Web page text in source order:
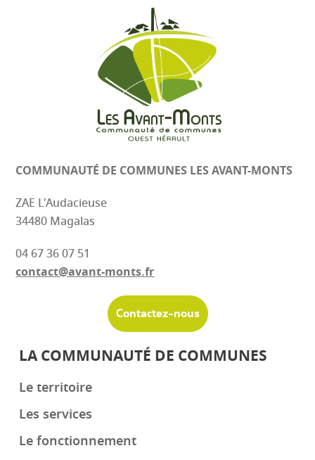
COMMUNAUTÉ DE COMMUNES LES AVANT-MONTS
ZAE L'Audacieuse
34480 Magalas
04 67 36 07 51
contact@avant-monts.fr
Contactez-nous
LA COMMUNAUTÉ DE COMMUNES
Le territoire
Les services
Le fonctionnement